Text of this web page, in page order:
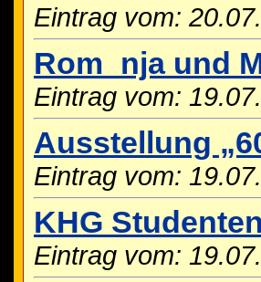
Eintrag vom:
Rom_nja und
Eintrag vom:
Ausstellung
Eintrag vom:
KHG
Eintrag vom: